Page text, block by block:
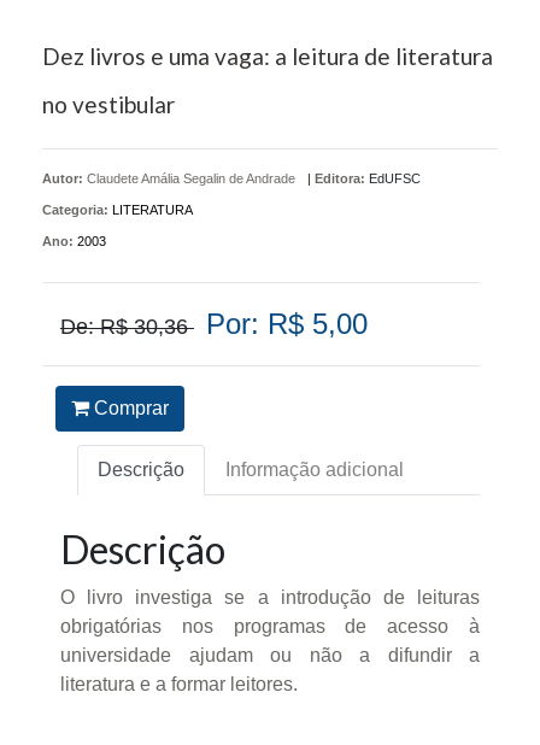
Dez livros e uma vaga: a leitura de literatura
no vestibular
Autor: Claudete Amália Segalin de Andrade | Editora: EdUFSC
Categoria: LITERATURA
Ano: 2003
De: R$ 30,36 Por: R$ 5,00
Comprar
Descrição Informação adicional
Descrição
O livro investiga se a introdução de leituras
obrigatórias nos programas de acesso à
universidade ajudam ou não a difundir a
literatura e a formar leitores.